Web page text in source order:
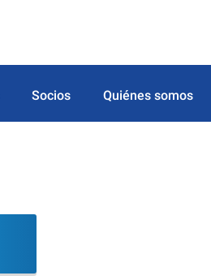
Socios Quiénes somos